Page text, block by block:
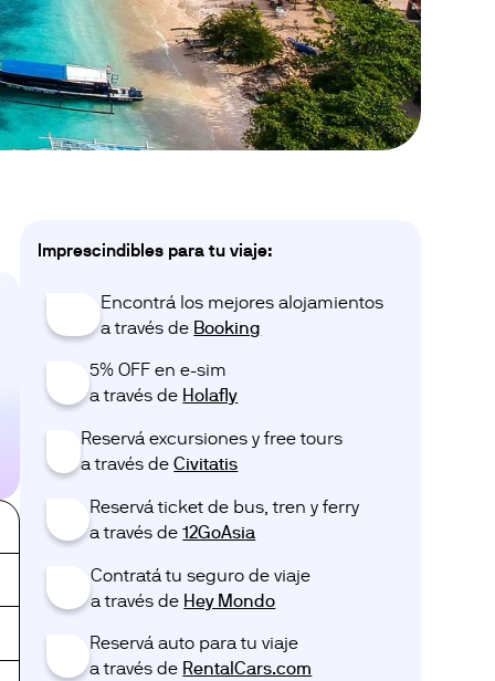
Imprescindibles para tu viaje:
Encontrá los mejores alojamientos
a través de ‎‎‎ Booking
5% OFF en e-sim
a través de ‎‎‎ Holafly
Reservá excursiones y free tours
a través de ‎‎‎Civitatis
Reservá ticket de bus, tren y ferry
a través de ‎‎‎12GoAsia
Contratá tu seguro de viaje
a través de ‎‎‎ Hey Mondo
Reservá auto para tu viaje
a través de ‎‎‎ RentalCars.com